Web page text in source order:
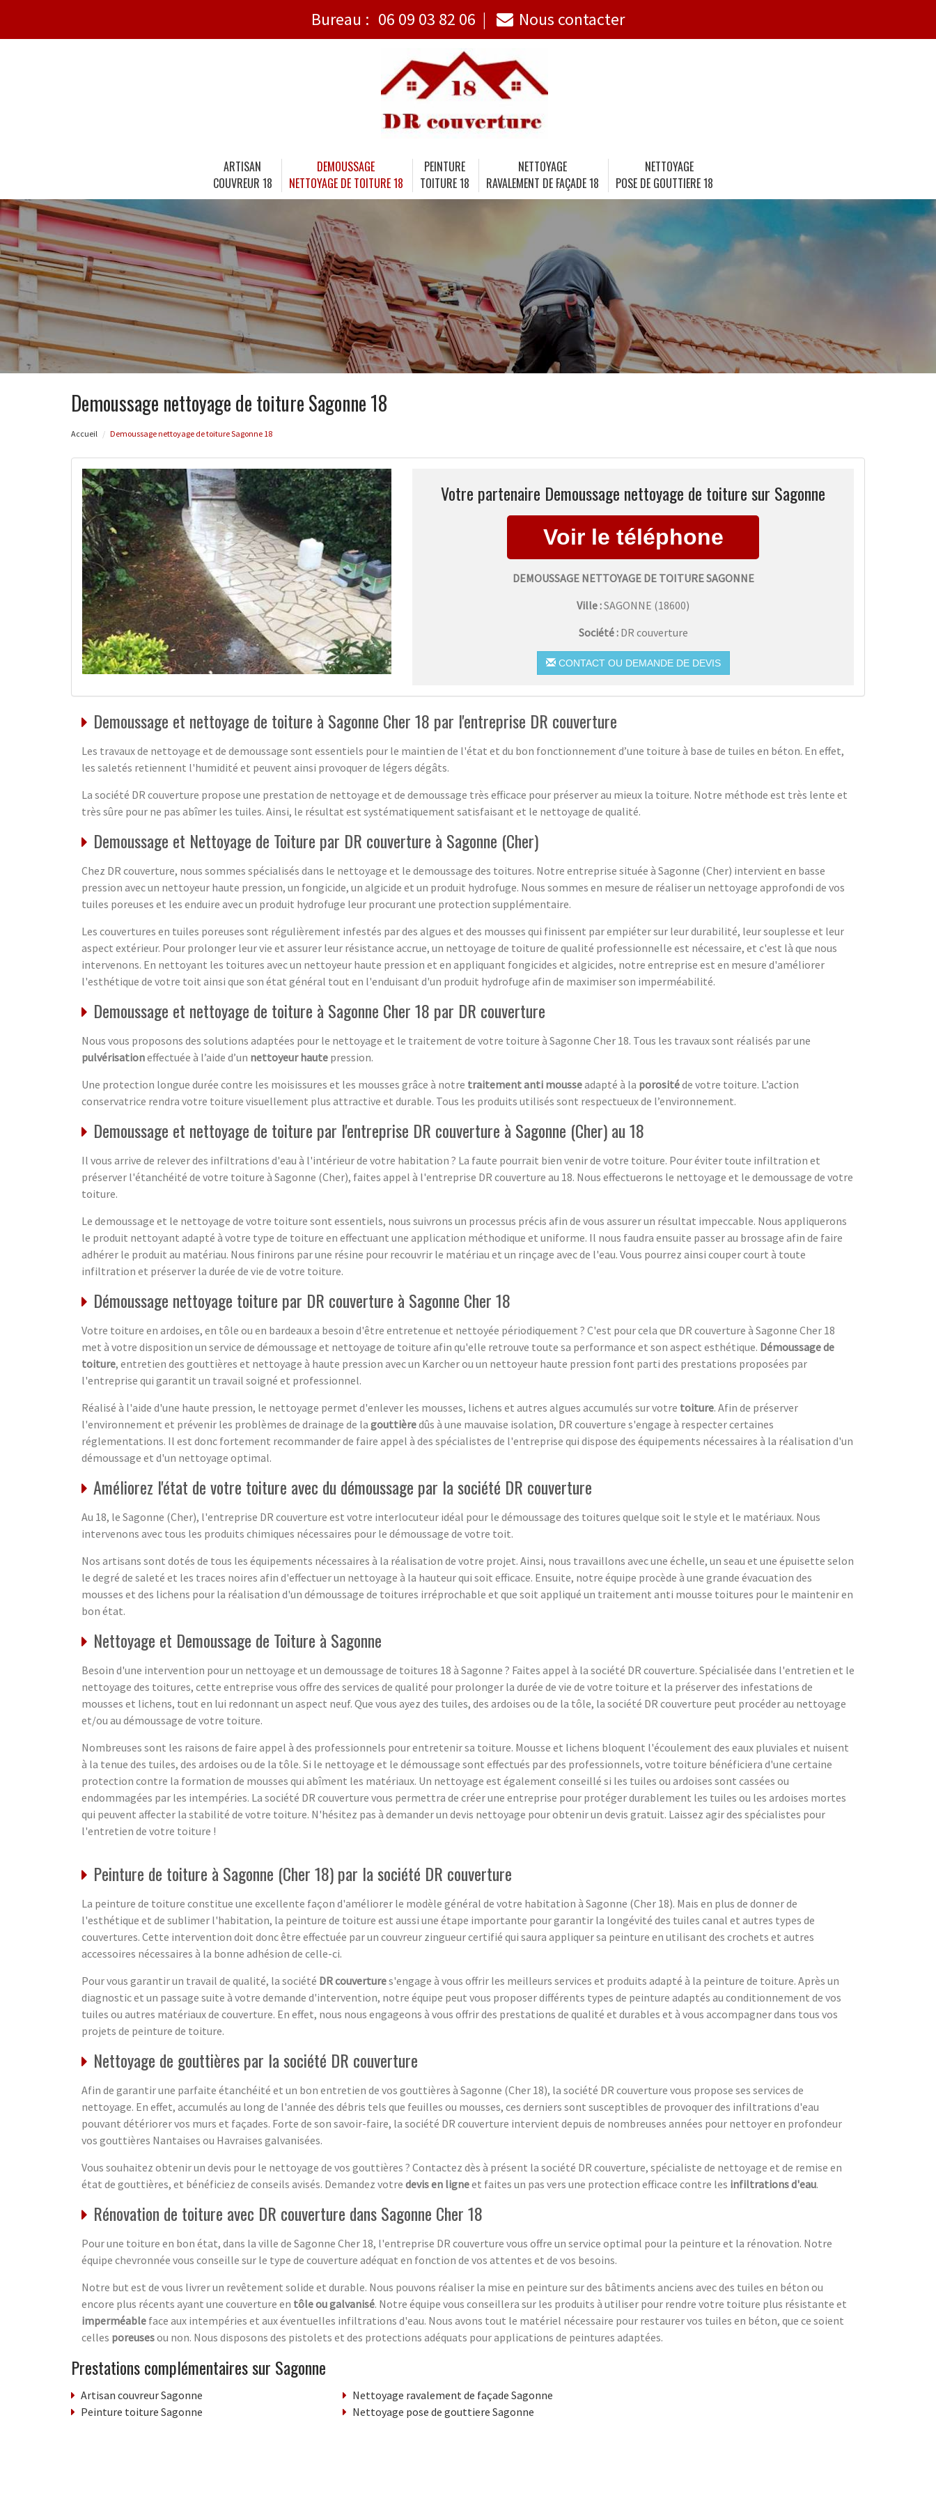
Bureau : 06 09 03 82 06 Nous contacter
ARTISAN
COUVREUR 18
DEMOUSSAGE
NETTOYAGE DE TOITURE 18
PEINTURE
TOITURE 18
NETTOYAGE
RAVALEMENT DE FAÇADE 18
NETTOYAGE
POSE DE GOUTTIERE 18
Demoussage nettoyage de toiture Sagonne 18
Accueil Demoussage nettoyage de toiture Sagonne 18
Votre partenaire Demoussage nettoyage de toiture sur Sagonne
DEMOUSSAGE NETTOYAGE DE TOITURE SAGONNE
Ville :SAGONNE (18600)
Société : DR couverture
CONTACT OU DEMANDE DE DEVIS
Demoussage et nettoyage de toiture à Sagonne Cher 18 par l'entreprise DR couverture
Les travaux de nettoyage et de demoussage sont essentiels pour le maintien de l'état et du bon fonctionnement d’une toiture à base de tuiles en béton. En effet,
les saletés retiennent l'humidité et peuvent ainsi provoquer de légers dégâts.
La société DR couverture propose une prestation de nettoyage et de demoussage très efficace pour préserver au mieux la toiture. Notre méthode est très lente et
très sûre pour ne pas abîmer les tuiles. Ainsi, le résultat est systématiquement satisfaisant et le nettoyage de qualité.
Demoussage et Nettoyage de Toiture par DR couverture à Sagonne (Cher)
Chez DR couverture, nous sommes spécialisés dans le nettoyage et le demoussage des toitures. Notre entreprise située à Sagonne (Cher) intervient en basse
pression avec un nettoyeur haute pression, un fongicide, un algicide et un produit hydrofuge. Nous sommes en mesure de réaliser un nettoyage approfondi de vos
tuiles poreuses et les enduire avec un produit hydrofuge leur procurant une protection supplémentaire.
Les couvertures en tuiles poreuses sont régulièrement infestés par des algues et des mousses qui finissent par empiéter sur leur durabilité, leur souplesse et leur
aspect extérieur. Pour prolonger leur vie et assurer leur résistance accrue, un nettoyage de toiture de qualité professionnelle est nécessaire, et c'est là que nous
intervenons. En nettoyant les toitures avec un nettoyeur haute pression et en appliquant fongicides et algicides, notre entreprise est en mesure d'améliorer
l'esthétique de votre toit ainsi que son état général tout en l'enduisant d'un produit hydrofuge afin de maximiser son imperméabilité.
Demoussage et nettoyage de toiture à Sagonne Cher 18 par DR couverture
Nous vous proposons des solutions adaptées pour le nettoyage et le traitement de votre toiture à Sagonne Cher 18. Tous les travaux sont réalisés par une
pulvérisationeffectuée à l’aide d’un nettoyeur haute pression.
Une protection longue durée contre les moisissures et les mousses grâce à notre traitement anti mousseadapté à la porositéde votre toiture. L’action
conservatrice rendra votre toiture visuellement plus attractive et durable. Tous les produits utilisés sont respectueux de l’environnement.
Demoussage et nettoyage de toiture par l'entreprise DR couverture à Sagonne (Cher) au 18
Il vous arrive de relever des infiltrations d'eau à l'intérieur de votre habitation ? La faute pourrait bien venir de votre toiture. Pour éviter toute infiltration et
préserver l'étanchéité de votre toiture à Sagonne (Cher), faites appel à l'entreprise DR couverture au 18. Nous effectuerons le nettoyage et le demoussage de votre
toiture.
Le demoussage et le nettoyage de votre toiture sont essentiels, nous suivrons un processus précis afin de vous assurer un résultat impeccable. Nous appliquerons
le produit nettoyant adapté à votre type de toiture en effectuant une application méthodique et uniforme. Il nous faudra ensuite passer au brossage afin de faire
adhérer le produit au matériau. Nous finirons par une résine pour recouvrir le matériau et un rinçage avec de l'eau. Vous pourrez ainsi couper court à toute
infiltration et préserver la durée de vie de votre toiture.
Démoussage nettoyage toiture par DR couverture à Sagonne Cher 18
Votre toiture en ardoises, en tôle ou en bardeaux a besoin d'être entretenue et nettoyée périodiquement ? C'est pour cela que DR couverture à Sagonne Cher 18
met à votre disposition un service de démoussage et nettoyage de toiture afin qu'elle retrouve toute sa performance et son aspect esthétique. Démoussage de
toiture, entretien des gouttières et nettoyage à haute pression avec un Karcher ou un nettoyeur haute pression font parti des prestations proposées par
l'entreprise qui garantit un travail soigné et professionnel.
Réalisé à l'aide d'une haute pression, le nettoyage permet d'enlever les mousses, lichens et autres algues accumulés sur votre toiture. Afin de préserver
l'environnement et prévenir les problèmes de drainage de la gouttièredûs à une mauvaise isolation, DR couverture s'engage à respecter certaines
réglementations. Il est donc fortement recommander de faire appel à des spécialistes de l'entreprise qui dispose des équipements nécessaires à la réalisation d'un
démoussage et d'un nettoyage optimal.
Améliorez l'état de votre toiture avec du démoussage par la société DR couverture
Au 18, le Sagonne (Cher), l'entreprise DR couverture est votre interlocuteur idéal pour le démoussage des toitures quelque soit le style et le matériaux. Nous
intervenons avec tous les produits chimiques nécessaires pour le démoussage de votre toit.
Nos artisans sont dotés de tous les équipements nécessaires à la réalisation de votre projet. Ainsi, nous travaillons avec une échelle, un seau et une épuisette selon
le degré de saleté et les traces noires afin d'effectuer un nettoyage à la hauteur qui soit efficace. Ensuite, notre équipe procède à une grande évacuation des
mousses et des lichens pour la réalisation d'un démoussage de toitures irréprochable et que soit appliqué un traitement anti mousse toitures pour le maintenir en
bon état.
Nettoyage et Demoussage de Toiture à Sagonne
Besoin d'une intervention pour un nettoyage et un demoussage de toitures 18 à Sagonne ? Faites appel à la société DR couverture. Spécialisée dans l'entretien et le
nettoyage des toitures, cette entreprise vous offre des services de qualité pour prolonger la durée de vie de votre toiture et la préserver des infestations de
mousses et lichens, tout en lui redonnant un aspect neuf. Que vous ayez des tuiles, des ardoises ou de la tôle, la société DR couverture peut procéder au nettoyage
et/ou au démoussage de votre toiture.
Nombreuses sont les raisons de faire appel à des professionnels pour entretenir sa toiture. Mousse et lichens bloquent l'écoulement des eaux pluviales et nuisent
à la tenue des tuiles, des ardoises ou de la tôle. Si le nettoyage et le démoussage sont effectués par des professionnels, votre toiture bénéficiera d'une certaine
protection contre la formation de mousses qui abîment les matériaux. Un nettoyage est également conseillé si les tuiles ou ardoises sont cassées ou
endommagées par les intempéries. La société DR couverture vous permettra de créer une entreprise pour protéger durablement les tuiles ou les ardoises mortes
qui peuvent affecter la stabilité de votre toiture. N'hésitez pas à demander un devis nettoyage pour obtenir un devis gratuit. Laissez agir des spécialistes pour
l'entretien de votre toiture !
Peinture de toiture à Sagonne (Cher 18) par la société DR couverture
La peinture de toiture constitue une excellente façon d'améliorer le modèle général de votre habitation à Sagonne (Cher 18). Mais en plus de donner de
l'esthétique et de sublimer l'habitation, la peinture de toiture est aussi une étape importante pour garantir la longévité des tuiles canal et autres types de
couvertures. Cette intervention doit donc être effectuée par un couvreur zingueur certifié qui saura appliquer sa peinture en utilisant des crochets et autres
accessoires nécessaires à la bonne adhésion de celle-ci.
Pour vous garantir un travail de qualité, la société DR couvertures'engage à vous offrir les meilleurs services et produits adapté à la peinture de toiture. Après un
diagnostic et un passage suite à votre demande d'intervention, notre équipe peut vous proposer différents types de peinture adaptés au conditionnement de vos
tuiles ou autres matériaux de couverture. En effet, nous nous engageons à vous offrir des prestations de qualité et durables et à vous accompagner dans tous vos
projets de peinture de toiture.
Nettoyage de gouttières par la société DR couverture
Afin de garantir une parfaite étanchéité et un bon entretien de vos gouttières à Sagonne (Cher 18), la société DR couverture vous propose ses services de
nettoyage. En effet, accumulés au long de l'année des débris tels que feuilles ou mousses, ces derniers sont susceptibles de provoquer des infiltrations d'eau
pouvant détériorer vos murs et façades. Forte de son savoir-faire, la société DR couverture intervient depuis de nombreuses années pour nettoyer en profondeur
vos gouttières Nantaises ou Havraises galvanisées.
Vous souhaitez obtenir un devis pour le nettoyage de vos gouttières ? Contactez dès à présent la société DR couverture, spécialiste de nettoyage et de remise en
état de gouttières, et bénéficiez de conseils avisés. Demandez votre devis en ligneet faites un pas vers une protection efficace contre les infiltrations d'eau.
Rénovation de toiture avec DR couverture dans Sagonne Cher 18
Pour une toiture en bon état, dans la ville de Sagonne Cher 18, l'entreprise DR couverture vous offre un service optimal pour la peinture et la rénovation. Notre
équipe chevronnée vous conseille sur le type de couverture adéquat en fonction de vos attentes et de vos besoins.
Notre but est de vous livrer un revêtement solide et durable. Nous pouvons réaliser la mise en peinture sur des bâtiments anciens avec des tuiles en béton ou
encore plus récents ayant une couverture en tôle ou galvanisé. Notre équipe vous conseillera sur les produits à utiliser pour rendre votre toiture plus résistante et
imperméable face aux intempéries et aux éventuelles infiltrations d'eau. Nous avons tout le matériel nécessaire pour restaurer vos tuiles en béton, que ce soient
celles poreusesou non. Nous disposons des pistolets et des protections adéquats pour applications de peintures adaptées.
Prestations complémentaires sur Sagonne
Artisan couvreur Sagonne
Peinture toiture Sagonne
Nettoyage ravalement de façade Sagonne
Nettoyage pose de gouttiere Sagonne